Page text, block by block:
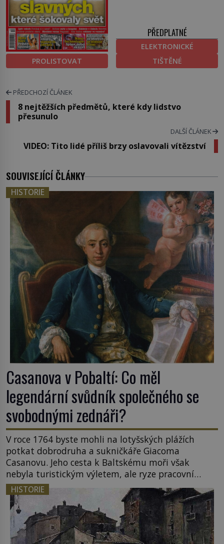
PROLISTOVAT
PŘEDPLATNÉ
ELEKTRONICKÉ
TIŠTĚNÉ
PŘEDCHOZÍ ČLÁNEK
8 nejtěžších předmětů, které kdy lidstvo
přesunulo
DALŠÍ ČLÁNEK
VIDEO: Tito lidé příliš brzy oslavovali vítězství
SOUVISEJÍCÍ ČLÁNKY
HISTORIE
Casanova v Pobaltí: Co měl
legendární svůdník společného se
svobodnými zednáři?
V roce 1764 byste mohli na lotyšských plážích
potkat dobrodruha a sukničkáře Giacoma
Casanovu. Jeho cesta k Baltskému moři však
nebyla turistickým výletem, ale ryze pracovní
cestou se zištnými úmysly. Jaký cíl Casanova
sledoval, když se například procházel uličkami
lotyšské Rigy? Casanova v Pobaltí kontaktoval
tamní zednářské lóže. Nebyl v této oblasti žádným
nováčkem, protože do zednářské […]
HISTORIE